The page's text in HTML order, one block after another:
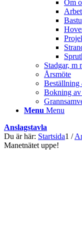
Om
Bastu
Stadgar, m
Årsmöte
Bokning av
Menu Menu
Anslagstavla
Du är här: Startsida1 /
Manetnätet uppe!